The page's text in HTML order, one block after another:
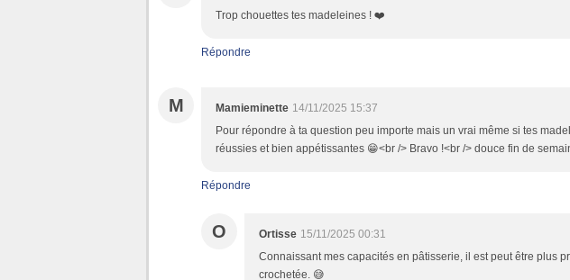
Trop chouettes tes madeleines ! ❤️
Répondre
M Mamieminette 14/11/2025 15:37
Pour répondre à ta question peu importe mais un vrai même si tes
réussies et bien appétissantes 😁<br /> Bravo !<br /> douce fin de
Répondre
O Ortisse 15/11/2025 00:31
Connaissant mes capacités en pâtisserie, il est peut être plus
crochetée. 😅